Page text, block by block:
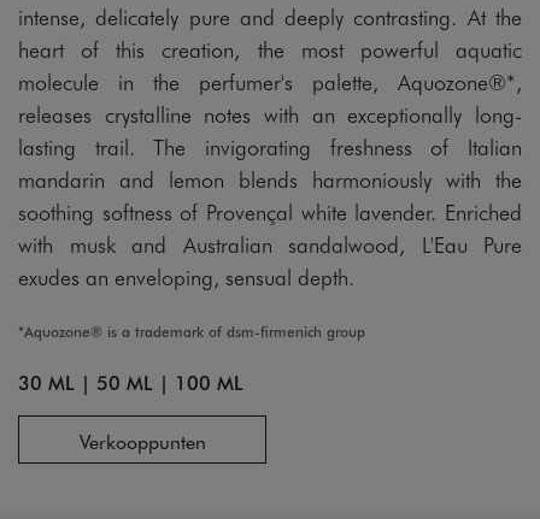
intense, delicately pure and deeply contrasting. At the
heart of this creation, the most powerful aquatic
molecule in the perfumer's palette, Aquozone®*,
releases crystalline notes with an exceptionally long-
lasting trail. The invigorating freshness of Italian
mandarin and lemon blends harmoniously with the
soothing softness of Provençal white lavender. Enriched
with musk and Australian sandalwood, L'Eau Pure
exudes an enveloping, sensual depth.
*Aquozone® is a trademark of dsm-firmenich group
30 ML | 50 ML | 100 ML
Verkooppunten